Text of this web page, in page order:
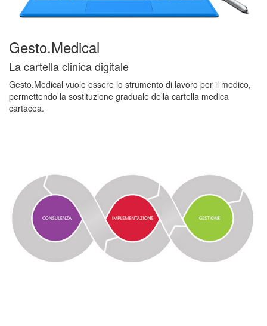
Gesto.Medical
La cartella clinica digitale
Gesto.Medical vuole essere lo strumento di lavoro per il medico,
permettendo la sostituzione graduale della cartella medica
cartacea.